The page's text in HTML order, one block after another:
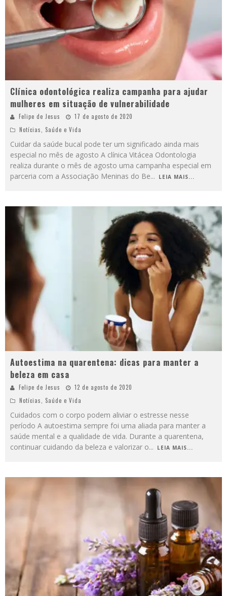
Clínica odontológica realiza campanha para ajudar
mulheres em situação de vulnerabilidade
Felipe de Jesus
17 de agosto de 2020
Notícias
Saúde e Vida
Cuidar da saúde bucal pode ter um significado ainda mais
especial no mês de agosto A clínica Vitácea Odontologia
realiza durante o mês de agosto uma campanha especial em
parceria com a Associação Meninas do Be... LEIA MAIS...
Autoestima na quarentena: dicas para manter a
beleza em casa
Felipe de Jesus
12 de agosto de 2020
Notícias, Saúde e Vida
Cuidados com o corpo podem aliviar o estresse nesse
período A autoestima sempre foi uma aliada para manter a
saúde mental e a qualidade de vida. Durante a quarentena,
continuar cuidando da beleza e valorizar o... LEIA MAIS...